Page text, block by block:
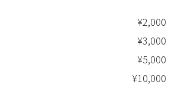
¥2,000
¥3,000
¥5,000
¥10,000